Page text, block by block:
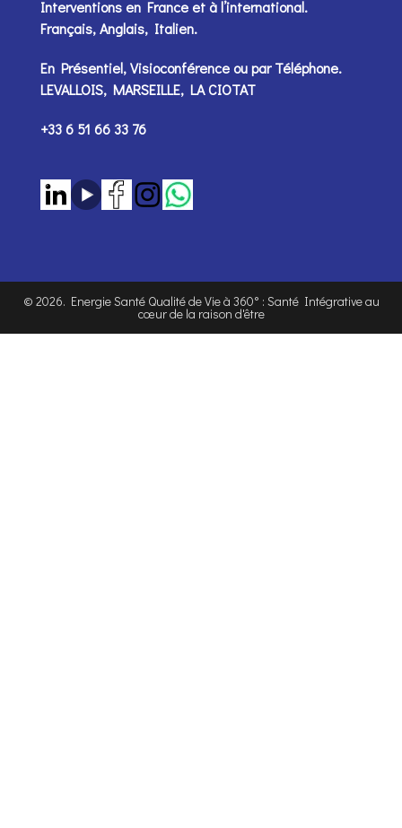
Interventions en France et à l’international.
Français, Anglais, Italien.
En Présentiel, Visioconférence ou parTéléphone.
LEVALLOIS, MARSEILLE, LA CIOTAT
+33 6 51 66 33 76
© 2026. Energie Santé Qualité de Vie à 360° : Santé Intégrative au
cœur de la raison d'être